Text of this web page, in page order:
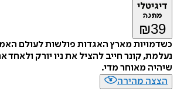
דיגיטלי
מתנה
₪39
כשדמויות מארץ האגדות פולשות לעולם
נעלמת, קונר חייב להציל את ניו יורק ולאחד
שיהיה מאוחר מדי.
הצצה מהירה